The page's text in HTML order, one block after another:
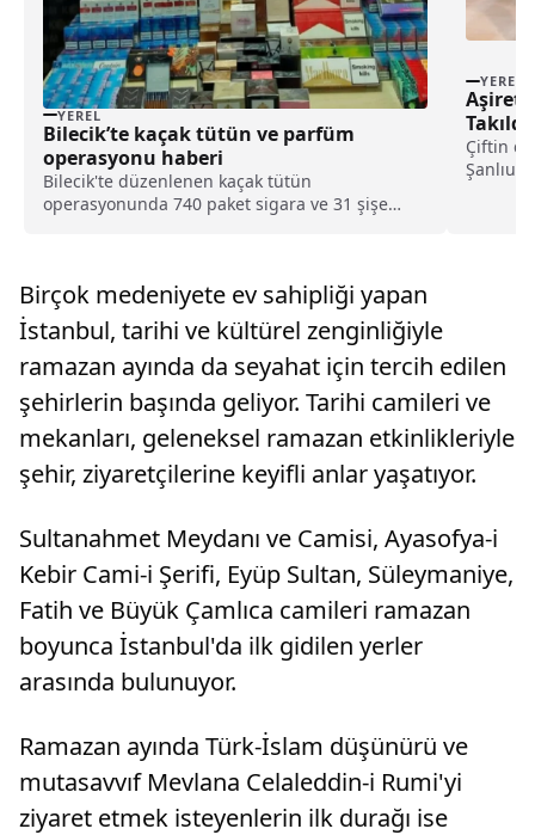
YEREL
Bilecik’te kaçak tütün ve parfüm
operasyonu haberi
Bilecik'te düzenlenen kaçak tütün
operasyonunda 740 paket sigara ve 31 şişe
mamulü ile emtia kaça...
YEREL
Aşiret
Takıldı
Çiftin
Birçok medeniyete ev sahipliği yapan
İstanbul, tarihi ve kültürel zenginliğiyle
ramazan ayında da seyahat için tercih edilen
şehirlerin başında geliyor. Tarihi camileri ve
mekanları, geleneksel ramazan etkinlikleriyle
şehir, ziyaretçilerine keyifli anlar yaşatıyor.
Sultanahmet Meydanı ve Camisi, Ayasofya-i
Kebir Cami-i Şerifi, Eyüp Sultan, Süleymaniye,
Fatih ve Büyük Çamlıca camileri ramazan
boyunca İstanbul'da ilk gidilen yerler
arasında bulunuyor.
Ramazan ayında Türk-İslam düşünürü ve
mutasavvıf Mevlana Celaleddin-i Rumi'yi
ziyaret etmek isteyenlerin ilk durağı ise